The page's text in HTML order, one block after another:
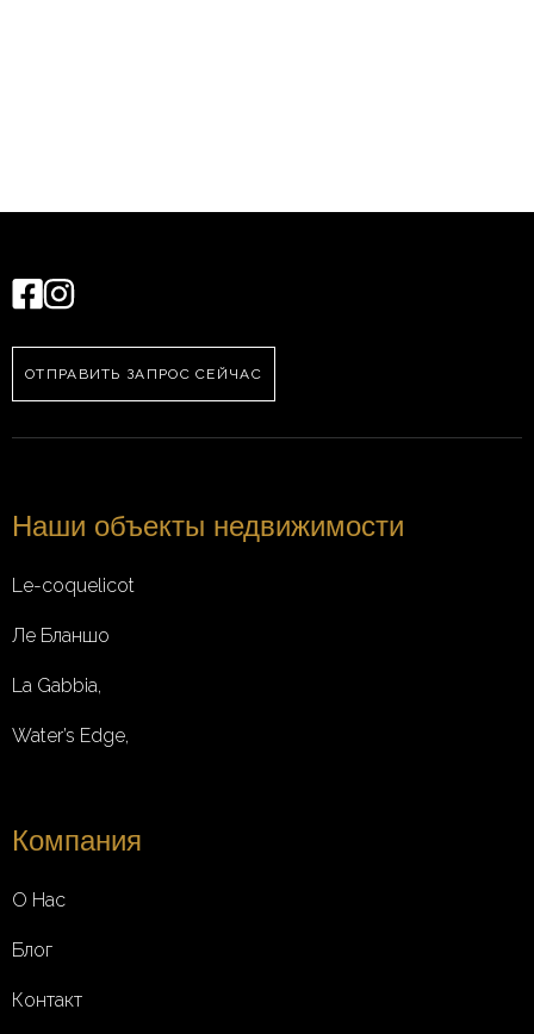
ОТПРАВИТЬ ЗАПРОС СЕЙЧАС
Наши объекты недвижимости
Le-coquelicot
Ле Бланшо
La Gabbia,
Water’s Edge,
Компания
О Нас
Блог
Контакт